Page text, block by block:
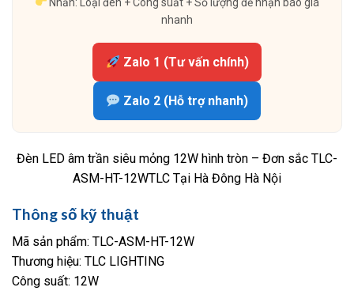
nhanh
Zalo 1 (Tư vấn chính)
Zalo 2 (Hỗ trợ nhanh)
Đèn LED âm trần siêu mỏng 12W hình tròn – Đơn sắc TLC-
ASM-HT-12WTLC Tại Hà Đông Hà Nội
Thông số kỹ thuật
Mã sản phẩm: TLC-ASM-HT-12W
Thương hiệu: TLC LIGHTING
Công suất: 12W